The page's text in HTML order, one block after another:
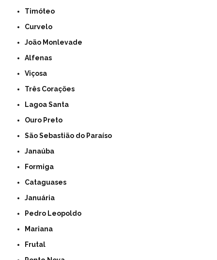
Timóteo
Curvelo
João Monlevade
Alfenas
Viçosa
Três Corações
Lagoa Santa
Ouro Preto
São Sebastião do Paraíso
Janaúba
Formiga
Cataguases
Januária
Pedro Leopoldo
Mariana
Frutal